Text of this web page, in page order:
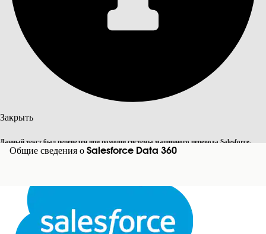
Закрыть
Данный текст был переведен при помощи системы машинного перевода Salesforce.
Дополнительные сведения см.здесь.
Переключить на английский
Общие сведения о Salesforce Data 360